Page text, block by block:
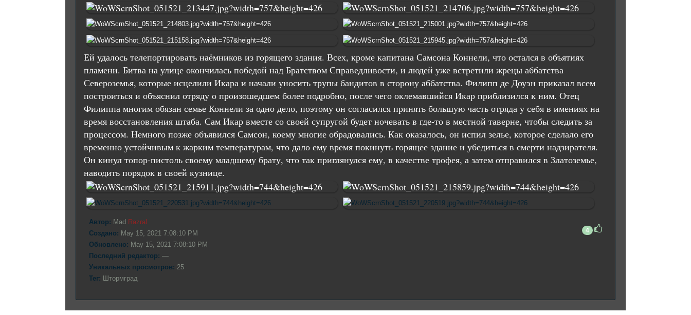
Ей удалось телепортировать наёмников из горящего здания. Всех, кроме капитана Самсона Коннели, что остался в объятиях
пламени. Битва на улице окончилась победой над Братством Справедливости, и людей уже встретили жрецы аббатства
Североземья, которые исцелили Икара и начали уносить трупы бандитов в сторону аббатства. Филипп де Доуэн приказал всем
построиться и объяснил отряду о произошедшем более подробно, после чего оклемавшийся Икар приблизился к ним. Отец
Филиппа многим обязан семье Коннели за одно дело, поэтому он согласился принять большую часть отряда у себя в имениях на
время восстановления штаба. Сам Икар вместе со своей супругой будет ночевать в где-то в местной таверне, чтобы следить за
процессом. Немного позже объявился Самсон, коему многие обрадовались. Как оказалось, он испил зелье, которое сделало его
временно устойчивым к жарким температурам, что дало ему время покинуть горящее здание и убедиться в смерти надзирателя.
Он кинул топор-пистоль своему младшему брату, что так приглянулся ему, в качестве трофея, а затем отправился в Златоземье,
наводить порядок в своей кузнице.
Автор: Mad Razral
Создано: May 15, 2021 7:08:10 PM
Обновлено: May 15, 2021 7:08:10 PM
Последний редактор: —
Уникальных просмотров: 25
Тег: Штормград
4